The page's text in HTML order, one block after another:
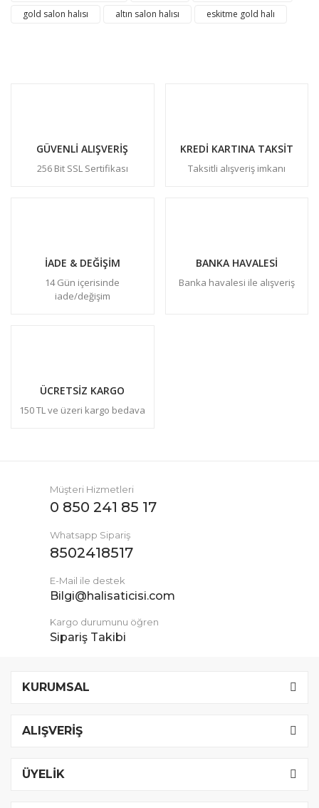
gold salon halısı
altın salon halısı eskitme gold halı
GÜVENLİ ALIŞVERİŞ
256 Bit SSL Sertifikası
KREDİ KARTINA TAKSİT
Taksitli alışveriş imkanı
İADE & DEĞİŞİM
14 Gün içerisinde
iade/değişim
BANKA HAVALESİ
Banka havalesi ile alışveriş
ÜCRETSİZ KARGO
150 TL ve üzeri kargo bedava
Müşteri Hizmetleri
0 850 241 85 17
Whatsapp Sipariş
8502418517
E-Mail ile destek
Bilgi@halisaticisi.com
Kargo durumunu öğren
Sipariş Takibi
KURUMSAL
ALIŞVERİŞ
ÜYELİK